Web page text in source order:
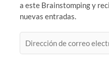
a este Brainstomping y
nuevas entradas.
de